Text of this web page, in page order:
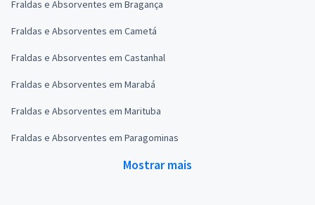
Fraldas e Absorventes em Bragança
Fraldas e Absorventes em Cametá
Fraldas e Absorventes em Castanhal
Fraldas e Absorventes em Marabá
Fraldas e Absorventes em Marituba
Fraldas e Absorventes em Paragominas
Mostrar mais